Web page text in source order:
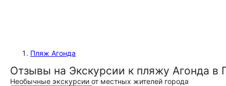
Пляж Агонда
Отзывы на Экскурсии к пляжу Агонда в
Необычные экскурсии от местных жителей города